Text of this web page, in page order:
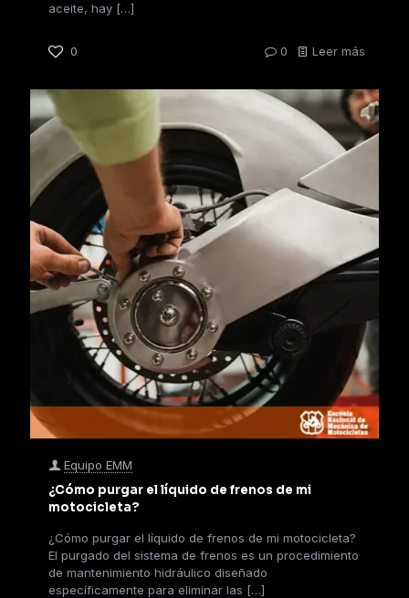
aceite, hay […]
0 0 Leer más
Equipo EMM
¿Cómo purgar el líquido de frenos de mi
motocicleta?
¿Cómo purgar el líquido de frenos de mi motocicleta?
El purgado del sistema de frenos es un procedimiento
de mantenimiento hidráulico diseñado
específicamente para eliminar las […]